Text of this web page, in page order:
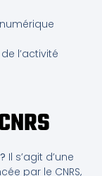
l’activité
Il s’agit d’une
par le CNRS,